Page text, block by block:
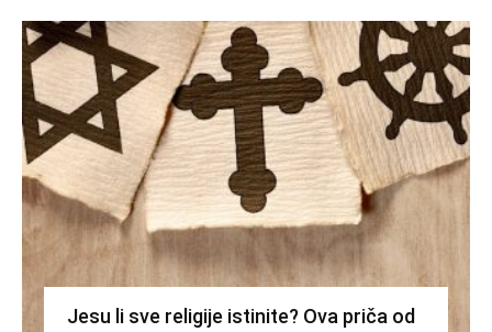
Jesu li sve religije istinite? Ova priča od